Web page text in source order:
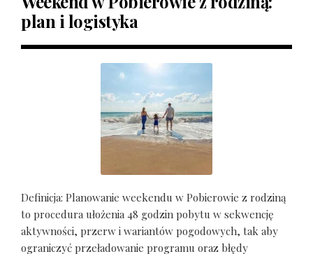
plan i logistyka
Definicja: Planowanie weekendu w Pobierowie z rodziną
to procedura ułożenia 48 godzin pobytu w sekwencję
aktywności, przerw i wariantów pogodowych, tak aby
ograniczyć przeładowanie programu oraz błędy